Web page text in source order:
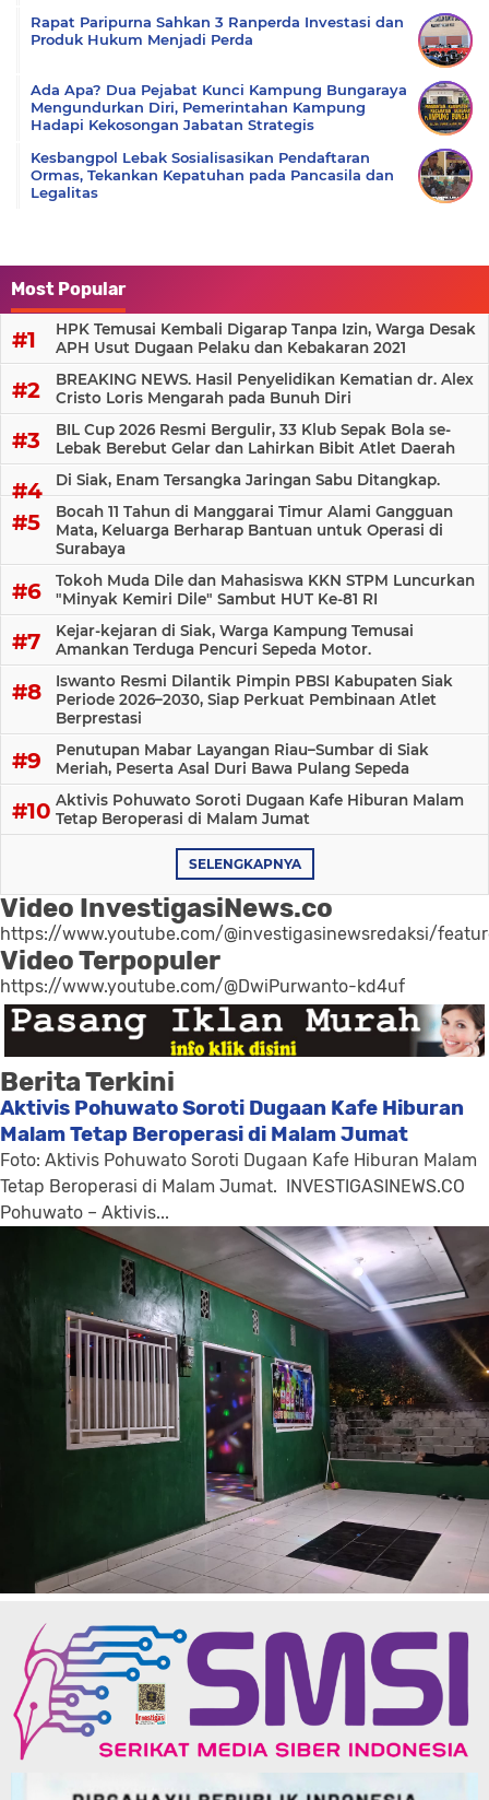
Rapat Paripurna Sahkan 3 Ranperda Investasi dan
Produk Hukum Menjadi Perda
Ada Apa? Dua Pejabat Kunci Kampung Bungaraya
Mengundurkan Diri, Pemerintahan Kampung
Hadapi Kekosongan Jabatan Strategis
Kesbangpol Lebak Sosialisasikan Pendaftaran
Ormas, Tekankan Kepatuhan pada Pancasila dan
Legalitas
Most Popular
HPK Temusai Kembali Digarap Tanpa Izin, Warga Desak
APH Usut Dugaan Pelaku dan Kebakaran 2021
BREAKING NEWS. Hasil Penyelidikan Kematian dr. Alex
Cristo Loris Mengarah pada Bunuh Diri
BIL Cup 2026 Resmi Bergulir, 33 Klub Sepak Bola se-
Lebak Berebut Gelar dan Lahirkan Bibit Atlet Daerah
Di Siak, Enam Tersangka Jaringan Sabu Ditangkap.
Bocah 11 Tahun di Manggarai Timur Alami Gangguan
Mata, Keluarga Berharap Bantuan untuk Operasi di
Surabaya
Tokoh Muda Dile dan Mahasiswa KKN STPM Luncurkan
"Minyak Kemiri Dile" Sambut HUT Ke-81 RI
Kejar-kejaran di Siak, Warga Kampung Temusai
Amankan Terduga Pencuri Sepeda Motor.
Iswanto Resmi Dilantik Pimpin PBSI Kabupaten Siak
Periode 2026–2030, Siap Perkuat Pembinaan Atlet
Berprestasi
Penutupan Mabar Layangan Riau–Sumbar di Siak
Meriah, Peserta Asal Duri Bawa Pulang Sepeda
Aktivis Pohuwato Soroti Dugaan Kafe Hiburan Malam
Tetap Beroperasi di Malam Jumat
SELENGKAPNYA
Video InvestigasiNews.co
https://www.youtube.com/@investigasinewsredaksi/
Video Terpopuler
https://www.youtube.com/@DwiPurwanto-kd4uf
Berita Terkini
Aktivis Pohuwato Soroti Dugaan Kafe Hiburan
Malam Tetap Beroperasi di Malam Jumat
Foto: Aktivis Pohuwato Soroti Dugaan Kafe Hiburan Malam
Tetap Beroperasi di Malam Jumat. INVESTIGASINEWS.CO
Pohuwato – Aktivis...